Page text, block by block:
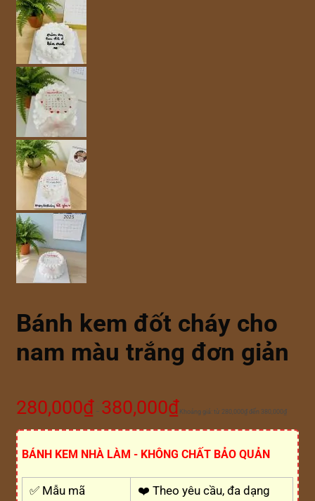
Bánh kem đốt cháy cho
nam màu trắng đơn giản
280,000₫ – 380,000₫ Khoảng giá: từ 280,000₫ đến 380,000₫
BÁNH KEM NHÀ LÀM - KHÔNG CHẤT BẢO QUẢN
✅ Mẫu mã
❤️ Theo yêu cầu, đa dạng